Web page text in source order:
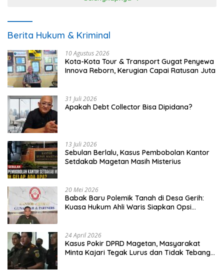
Berita Hukum & Kriminal
10 Agustus 2026
Kota-Kota Tour & Transport Gugat Penyewa
Innova Reborn, Kerugian Capai Ratusan Juta
31 Juli 2026
Apakah Debt Collector Bisa Dipidana?
13 Juli 2026
Sebulan Berlalu, Kasus Pembobolan Kantor
Setdakab Magetan Masih Misterius
20 Mei 2026
Babak Baru Polemik Tanah di Desa Gerih:
Kuasa Hukum Ahli Waris Siapkan Opsi
24 April 2026
Kasus Pokir DPRD Magetan, Masyarakat
Minta Kajari Tegak Lurus dan Tidak Tebang